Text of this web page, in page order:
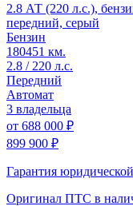
2.8 АТ (220 л.с.),
передний, серый
Бензин
180451 км.
2.8 / 220 л.с.
Передний
Автомат
3 владельца
от 688 000 ₽
899 900 ₽
Гарантия
Оригинал ПТС в